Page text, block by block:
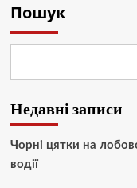
Пошук
Недавні записи
Чорні цятки на
водії